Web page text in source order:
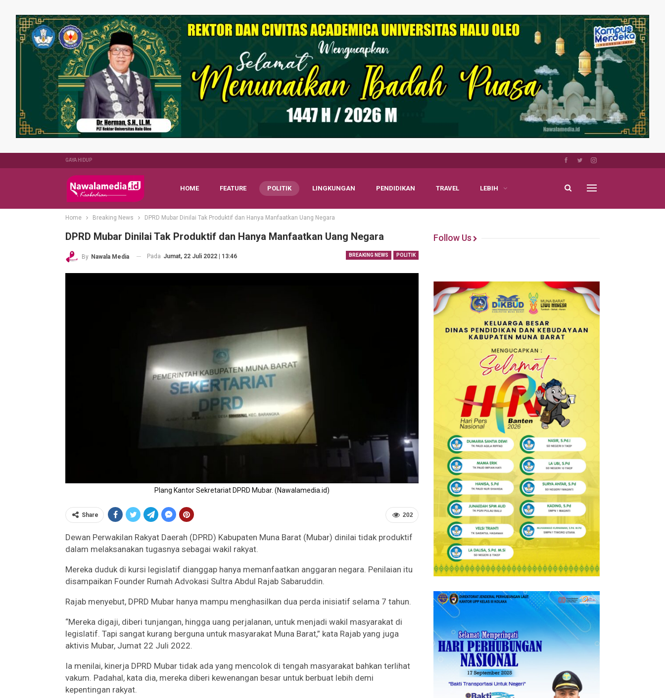
GAYA HIDUP
HOME FEATURE POLITIK LINGKUNGAN PENDIDIKAN TRAVEL LEBIH
Home Breaking News DPRD Mubar Dinilai Tak Produktif dan Hanya Manfaatkan Uang Negara
DPRD Mubar Dinilai Tak Produktif dan Hanya Manfaatkan Uang Negara
BREAKING NEWS POLITIK
By Nawala Media Pada Jumat, 22 Juli 2022 | 13:46
Plang Kantor Sekretariat DPRD Mubar. (Nawalamedia.id)
202
Share
Dewan Perwakilan Rakyat Daerah (DPRD) Kabupaten Muna Barat (Mubar) dinilai tidak produktif
dalam melaksanakan tugasnya sebagai wakil rakyat.
Mereka duduk di kursi legislatif dianggap hanya memanfaatkan anggaran negara. Penilaian itu
disampaikan Founder Rumah Advokasi Sultra Abdul Rajab Sabaruddin.
Rajab menyebut, DPRD Mubar hanya mampu menghasilkan dua perda inisiatif selama 7 tahun.
“Mereka digaji, diberi tunjangan, hingga uang perjalanan, untuk menjadi wakil masyarakat di
legislatif. Tapi sangat kurang berguna untuk masyarakat Muna Barat,” kata Rajab yang juga
aktivis Mubar, Jumat 22 Juli 2022.
Ia menilai, kinerja DPRD Mubar tidak ada yang mencolok di tengah masyarakat bahkan terlihat
vakum. Padahal, kata dia, mereka diberi kewenangan besar untuk berbuat lebih demi
kepentingan rakyat.
Follow Us